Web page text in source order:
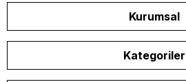
Kurumsal
Kategoriler